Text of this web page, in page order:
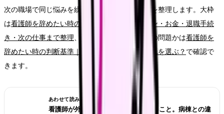
次の職場で同じ悩みを繰り返さないための条件を整理します。大枠
は看護師を辞めたい時の完全ガイド。限界サイン・お金・退職手続
き・次の仕事まで整理 、職場の問題かキャリアの問題かは看護師を
辞めたい時の判断基準｜転職・休職・異動のどれを選ぶ？ で確認で
きます。
あわせて読みたい
看護師が外来へ転職する前に確認すること。病棟との違